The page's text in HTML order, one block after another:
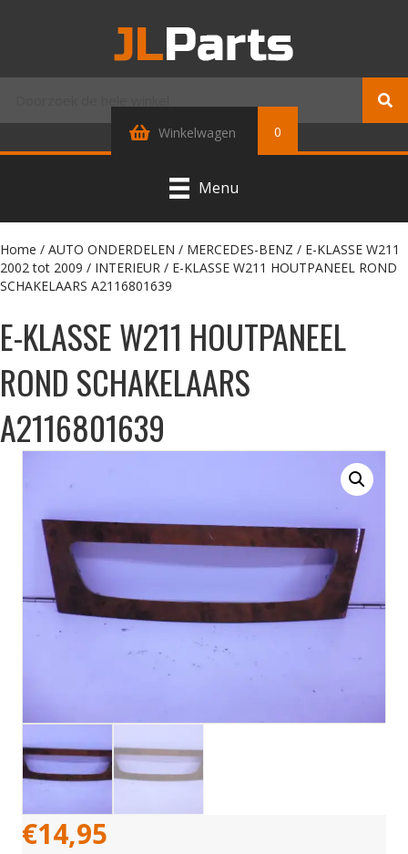
Winkelwagen 0
Menu
Home / AUTO ONDERDELEN / MERCEDES-BENZ / E-KLASSE W211
2002 tot 2009 / INTERIEUR / E-KLASSE W211 HOUTPANEEL ROND
SCHAKELAARS A2116801639
E-KLASSE W211 HOUTPANEEL
ROND SCHAKELAARS
A2116801639
€14,95